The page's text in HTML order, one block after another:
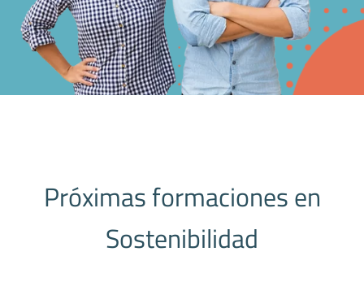
Próximas formaciones en
Sostenibilidad